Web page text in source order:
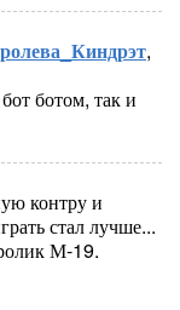
,
ботом, так и
контру и
стал лучше...
М-19.